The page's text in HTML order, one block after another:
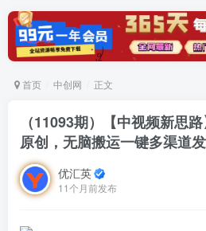
首页 中创网 正文
（11093期）【中视频新思
原创，无脑搬运一键多渠道
优汇英
11个月前发布